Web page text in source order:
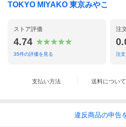
定格消費電力：220W
本体寸法：305mm×305mm×373mm
重さ：3kg
付属品：内容器（容量380ml）、座面
生産国：中国
TOKYO MIYAKO 東京みやこ
ストア評価
4.74
35件の評価を見る
注
注
支払い方法 送料について
違反商品の申告